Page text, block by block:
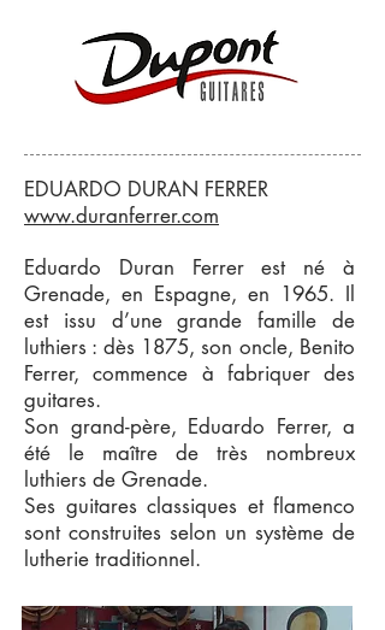
EDUARDO DURAN FERRER
www.duranferrer.com
Eduardo Duran Ferrer est né à
Grenade, en Espagne, en 1965. Il
est issu d’une grande famille de
luthiers : dès 1875, son oncle, Benito
Ferrer, commence à fabriquer des
guitares.
Son grand-père, Eduardo Ferrer, a
été le maître de très nombreux
luthiers de Grenade.
Ses guitares classiques et flamenco
sont construites selon un système de
lutherie traditionnel.